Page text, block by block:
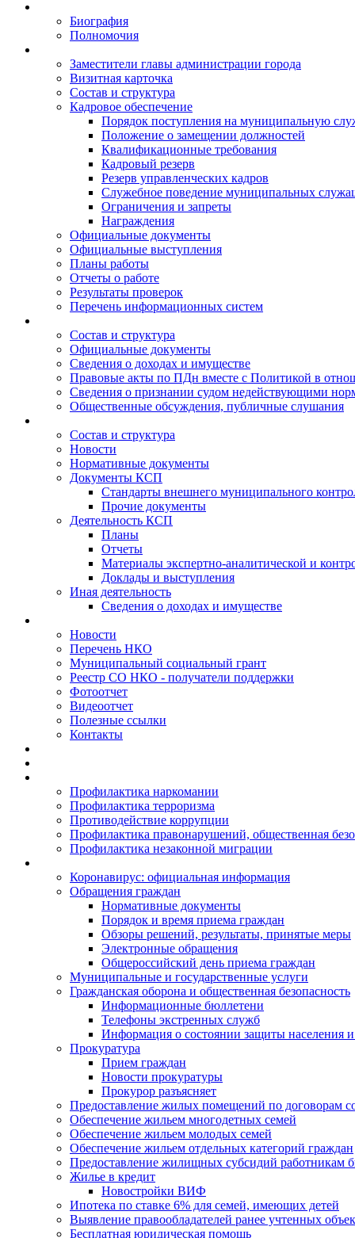
Биография
Полномочия
Заместители главы администрации города
Визитная карточка
Состав и структура
Кадровое обеспечение
Порядок поступления на муниципальную
Положение о замещении должностей
Квалификационные требования
Кадровый резерв
Резерв управленческих кадров
Служебное поведение муниципальных
Ограничения и запреты
Награждения
Официальные документы
Официальные выступления
Планы работы
Отчеты о работе
Результаты проверок
Перечень информационных систем
Состав и структура
Официальные документы
Сведения о доходах и имуществе
Правовые акты по ПДн вместе с Политикой в
Сведения о признании судом недействующими
Общественные обсуждения, публичные слушания
Состав и структура
Новости
Нормативные документы
Документы КСП
Стандарты внешнего муниципального
Прочие документы
Деятельность КСП
Планы
Отчеты
Материалы экспертно-аналитической и
Доклады и выступления
Иная деятельность
Сведения о доходах и имуществе
Новости
Перечень НКО
Муниципальный социальный грант
Реестр СО НКО - получатели поддержки
Фотоотчет
Видеоотчет
Полезные ссылки
Контакты
Профилактика наркомании
Профилактика терроризма
Противодействие коррупции
Профилактика правонарушений, общественная
Профилактика незаконной миграции
Коронавирус: официальная информация
Обращения граждан
Нормативные документы
Порядок и время приема граждан
Обзоры решений, результаты, принятые меры
Электронные обращения
Общероссийский день приема граждан
Муниципальные и государственные услуги
Гражданская оборона и общественная безопасность
Информационные бюллетени
Телефоны экстренных служб
Информация о состоянии защиты населения
Прокуратура
Прием граждан
Новости прокуратуры
Прокурор разъясняет
Предоставление жилых помещений по договорам
Обеспечение жильем многодетных семей
Обеспечение жильем молодых семей
Обеспечение жильем отдельных категорий граждан
Предоставление жилищных субсидий работникам
Жилье в кредит
Новостройки ВИФ
Ипотека по ставке 6% для семей, имеющих детей
Выявление правообладателей ранее учтенных
Бесплатная юридическая помощь